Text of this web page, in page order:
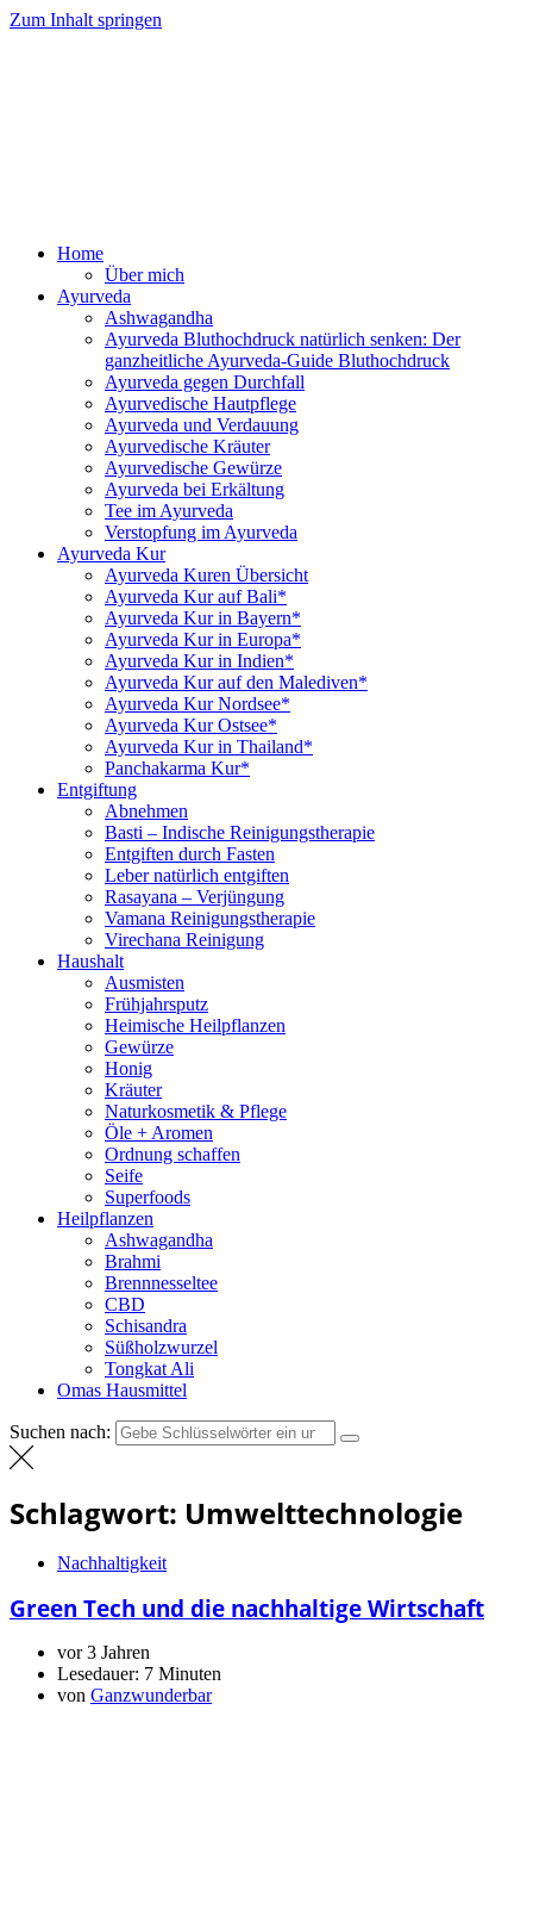
Zum Inhalt springen
Home
Über mich
Ayurveda
Ashwagandha
Ayurveda Bluthochdruck natürlich senken: Der
ganzheitliche Ayurveda-Guide Bluthochdruck
Ayurveda gegen Durchfall
Ayurvedische Hautpflege
Ayurveda und Verdauung
Ayurvedische Kräuter
Ayurvedische Gewürze
Ayurveda bei Erkältung
Tee im Ayurveda
Verstopfung im Ayurveda
Ayurveda Kur
Ayurveda Kuren Übersicht
Ayurveda Kur auf Bali*
Ayurveda Kur in Bayern*
Ayurveda Kur in Europa*
Ayurveda Kur in Indien*
Ayurveda Kur auf den Malediven*
Ayurveda Kur Nordsee*
Ayurveda Kur Ostsee*
Ayurveda Kur in Thailand*
Panchakarma Kur*
Entgiftung
Abnehmen
Basti – Indische Reinigungstherapie
Entgiften durch Fasten
Leber natürlich entgiften
Rasayana – Verjüngung
Vamana Reinigungstherapie
Virechana Reinigung
Haushalt
Ausmisten
Frühjahrsputz
Heimische Heilpflanzen
Gewürze
Honig
Kräuter
Naturkosmetik & Pflege
Öle + Aromen
Ordnung schaffen
Seife
Superfoods
Heilpflanzen
Ashwagandha
Brahmi
Brennnesseltee
CBD
Schisandra
Süßholzwurzel
Tongkat Ali
Omas Hausmittel
Suchen nach:
Schlagwort: Umwelttechnologie
Nachhaltigkeit
Green Tech und die nachhaltige Wirtschaft
vor 3 Jahren
Lesedauer: 7 Minuten
von Ganzwunderbar